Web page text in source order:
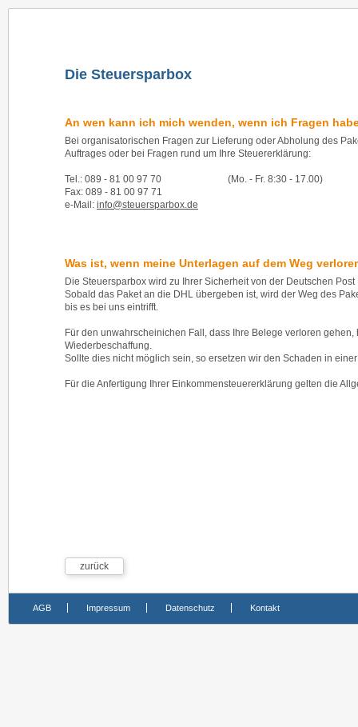
Die Steuersparbox
An wen kann ich mich wenden, wenn ich Fragen
Bei organisatorischen Fragen zur Lieferung oder Abholung des
Auftrages oder bei Fragen rund um Ihre Steuererklärung:
Tel.: 089 - 81 00 97 70
(Mo. - Fr. 8:30 - 17.00)
Fax: 089 - 81 00 97 71
e-Mail: info@steuersparbox.de
Was ist, wenn meine Unterlagen auf dem Weg
Die Steuersparbox wird zu Ihrer Sicherheit von der Deutschen
Sobald das Paket an die DHL übergeben ist, wird der Weg des
bis es bei uns eintrifft.
Für den unwahrscheinichen Fall, dass Ihre Belege verloren
Wiederbeschaffung.
Sollte dies nicht möglich sein, so ersetzen wir den Schaden in
Für die Anfertigung Ihrer Einkommensteuererklärung gelten die
zurück
AGB Impressum Datenschutz Kontakt